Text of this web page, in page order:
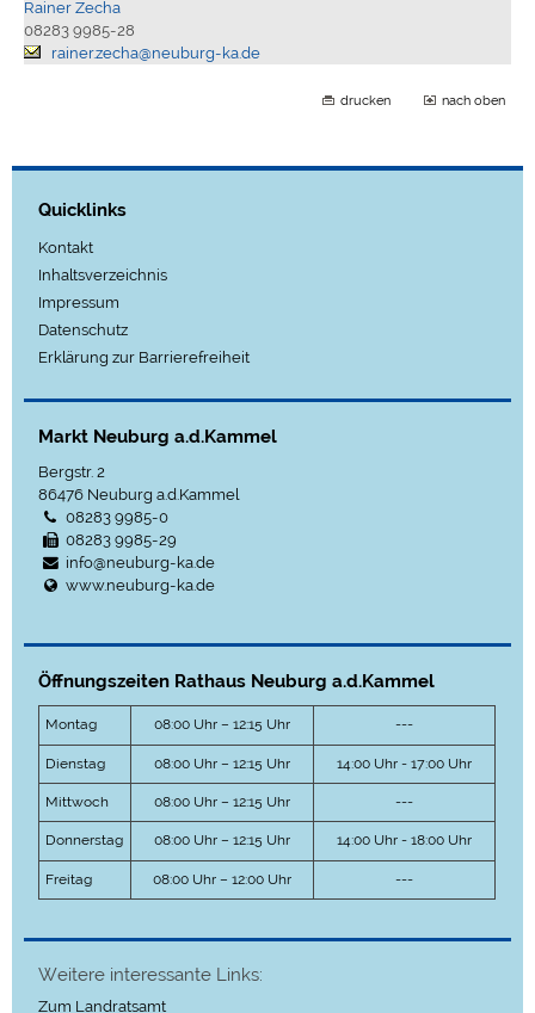
Rainer Zecha
08283 9985-28
rainer.zecha@neuburg-ka.de
drucken nach oben
Quicklinks
Kontakt
Inhaltsverzeichnis
Impressum
Datenschutz
Erklärung zur Barrierefreiheit
Markt Neuburg a.d.Kammel
Bergstr. 2
86476 Neuburg a.d.Kammel
08283 9985-0
08283 9985-29
info@neuburg-ka.de
www.neuburg-ka.de
Öffnungszeiten Rathaus Neuburg a.d.Kammel
Montag 08:00 Uhr – 12:15 Uhr ---
Dienstag 08:00 Uhr – 12:15 Uhr 14:00 Uhr - 17:00 Uhr
Mittwoch 08:00 Uhr – 12:15 Uhr ---
Donnerstag 08:00 Uhr – 12:15 Uhr 14:00 Uhr - 18:00 Uhr
Freitag 08:00 Uhr – 12:00 Uhr ---
Weitere interessante Links:
Zum Landratsamt